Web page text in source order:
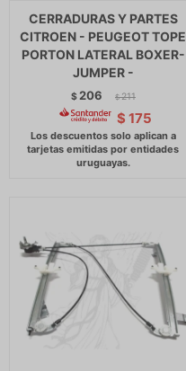
CERRADURAS Y PARTES
CITROEN - PEUGEOT TOPE
PORTON LATERAL BOXER-
JUMPER -
$ 206 $ 211
$ 175